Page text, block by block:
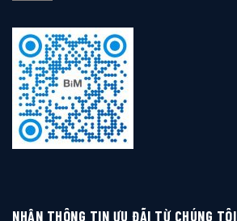
NHẬN THÔNG TIN ƯU ĐÃI TỪ CHÚNG TÔI